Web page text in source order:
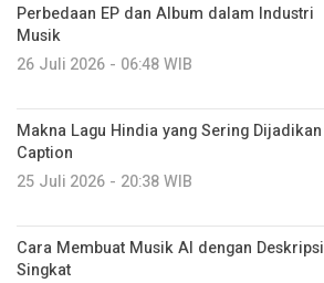
Perbedaan EP dan Album dalam Industri
Musik
26 Juli 2026 - 06:48 WIB
Makna Lagu Hindia yang Sering Dijadikan
Caption
25 Juli 2026 - 20:38 WIB
Cara Membuat Musik AI dengan Deskripsi
Singkat